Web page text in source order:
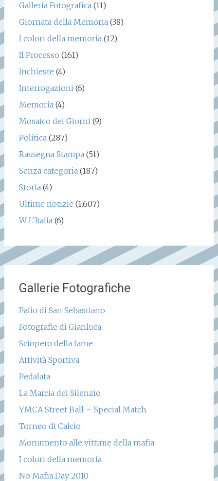
Galleria Fotografica(11)
Giornata della Memoria(38)
I colori della memoria(12)
Il Processo (161)
Inchieste (4)
Interrogazioni(6)
Memoria(4)
Mosaico dei Giorni(9)
Politica(287)
Rassegna Stampa(51)
Senza categoria(187)
Storia(4)
Ultime notizie (1.607)
W L'Italia(6)
Gallerie Fotografiche
Palio di San Sebastiano
Fotografie di Gianluca
Sciopero della fame
Attività Sportiva
Pedalata
La Marcia del Silenzio
YMCA Street Ball – Special Match
Torneo di Calcio
Monumento alle vittime della mafia
I colori della memoria
No Mafia Day 2010